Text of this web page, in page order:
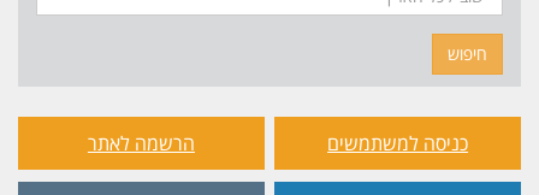
חיפוש
כניסה למשתמשים הרשמה לאתר